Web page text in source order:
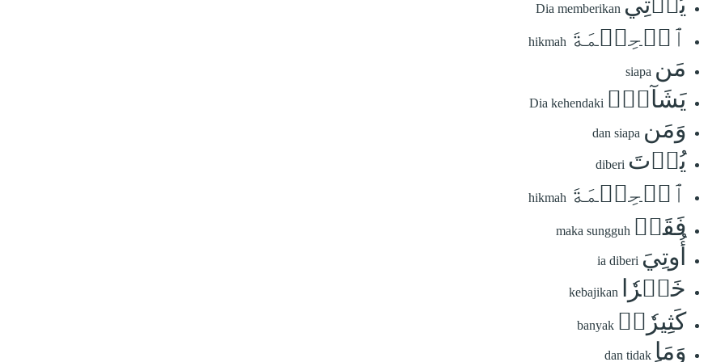
Dia memberikan
ٱلۡحِكۡمَةَ hikmah
مَن siapa
يَشَآءُۚ Dia kehendaki
وَمَن dan siapa
يُؤۡتَ diberi
ٱلۡحِكۡمَةَ hikmah
فَقَدۡ maka sungguh
أُوتِيَ ia diberi
خَيۡرٗا kebajikan
كَثِيرٗاۗ banyak
وَمَا dan tidak